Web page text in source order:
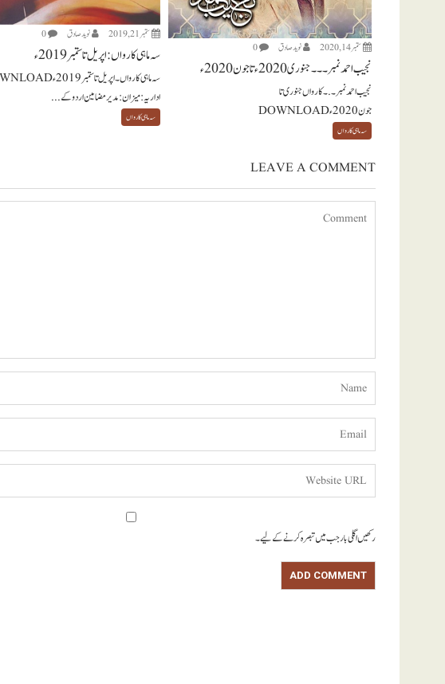
ستمبر 14, 2020 نويد صادق 0
نجیب احمد نمبر ۔۔۔ جنوری 2020ء تا جون 2020ء
نجیب احمد نمبر ۔.۔ کارواں جنوری تا
جون 2020ء DOWNLOAD
سہ ماہی کارواں
ستمبر 21, 2019 نويد صادق 0
سہ ماہی کارواں: اپریل تا ستمبر 2019 ء
اداریہ: میزان: مدیر مضامین اردو کے...
سہ ماہی کارواں
LEAVE A COMMENT
رکھیں اگلی بار جب میں تبصرہ کرنے کےلیے۔